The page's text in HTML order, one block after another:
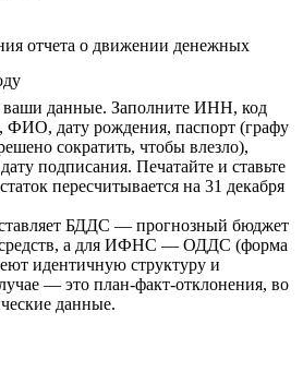
отчета о движении денежных
ваши данные. Заполните ИНН, код
ФИО, дату рождения, паспорт (графу
сократить, чтобы влезло),
подписания. Печатайте и ставьте
пересчитывается на 31 декабря
БДДС — прогнозный бюджет
а для ИФНС — ОДДС (форма
идентичную структуру и
— это план-факт-отклонения, во
данные.